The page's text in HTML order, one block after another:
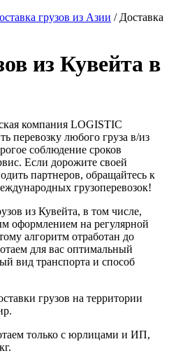
грузов из Азии / Доставка
из Кувейта в
компания LOGISTIC
перевозку любого груза в/из
соблюдение сроков
Если дорожите своей
партнеров, обращайтесь к
грузоперевозок!
из Кувейта, в том числе,
оформлением на регулярной
алгоритм отработан до
для вас оптимальный
вид транспорта и способ
грузов на территории
только с юрлицами и ИП,